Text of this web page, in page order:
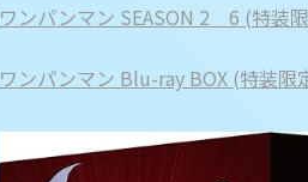
ワンパンマン SEASON 2 6 (特装
ワンパンマン Blu-ray BOX (特装限